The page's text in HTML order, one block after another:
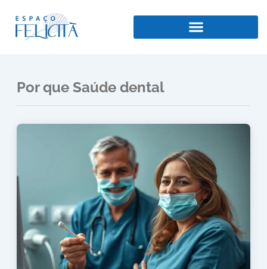
para
Por que Saúde dental